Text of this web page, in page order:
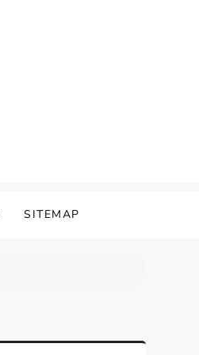
SITEMAP